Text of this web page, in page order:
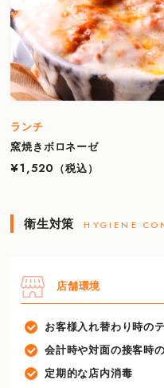
ランチ
窯焼きボロネーゼ
¥1,520
（税込）
衛生対策 HYGIENE
店舗環境
お客様入れ替わり時の
会計時や対面の接客時
定期的な店内消毒